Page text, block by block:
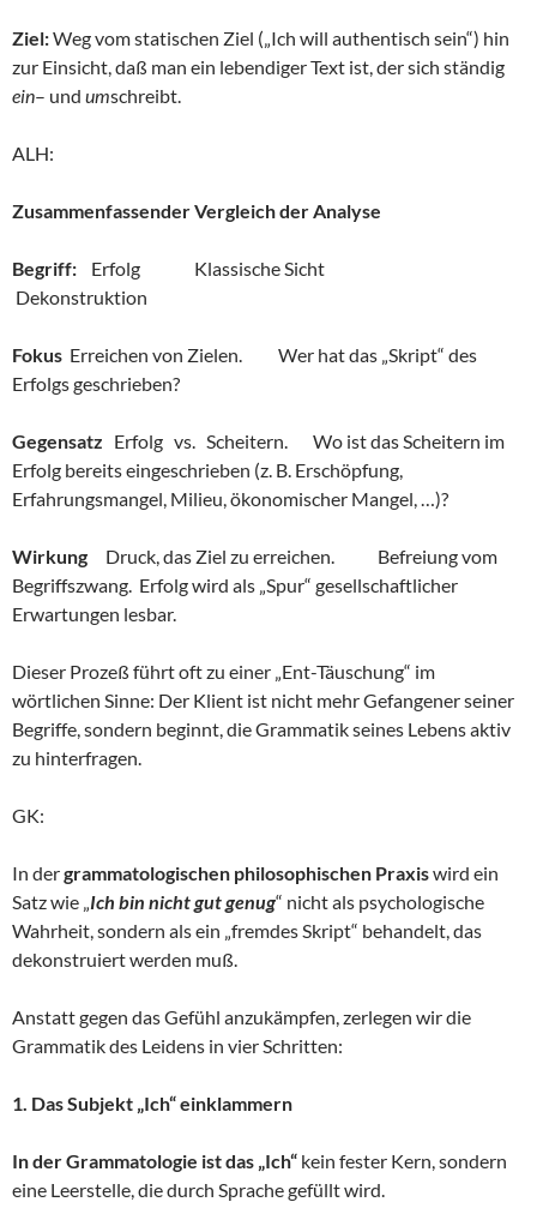
Ziel:Weg vom statischen Ziel („Ich will authentisch sein“) hin
zur Einsicht, daß man ein lebendiger Text ist, der sich ständig
ein– und umschreibt.
ALH:
Zusammenfassender Vergleich der Analyse
Begriff: Erfolg Klassische Sicht
Dekonstruktion
Fokus Erreichen von Zielen. Wer hat das „Skript“ des
Erfolgs geschrieben?
Gegensatz Erfolg vs. Scheitern. Wo ist das Scheitern im
Erfolg bereits eingeschrieben (z. B. Erschöpfung,
Erfahrungsmangel, Milieu, ökonomischer Mangel, …)?
Wirkung Druck, das Ziel zu erreichen. Befreiung vom
Begriffszwang. Erfolg wird als „Spur“ gesellschaftlicher
Erwartungen lesbar.
Dieser Prozeß führt oft zu einer „Ent-Täuschung“ im
wörtlichen Sinne: Der Klient ist nicht mehr Gefangener seiner
Begriffe, sondern beginnt, die Grammatik seines Lebens aktiv
zu hinterfragen.
GK:
In dergrammatologischen philosophischen Praxiswird ein
Satz wie „Ich bin nicht gut genug“ nicht als psychologische
Wahrheit, sondern als ein „fremdes Skript“ behandelt, das
dekonstruiert werden muß.
Anstatt gegen das Gefühl anzukämpfen, zerlegen wir die
Grammatik des Leidens in vier Schritten:
1. Das Subjekt „Ich“ einklammern
In der Grammatologie ist das „Ich“ kein fester Kern, sondern
eine Leerstelle, die durch Sprache gefüllt wird.